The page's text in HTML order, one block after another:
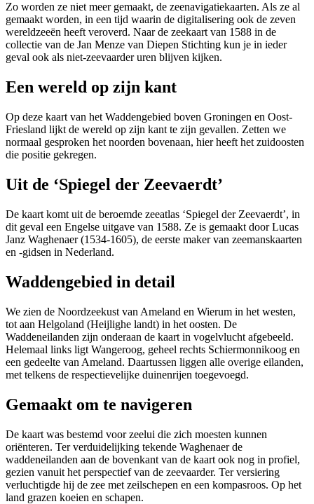
Zo worden ze niet meer gemaakt, de zeenavigatiekaarten. Als ze al
gemaakt worden, in een tijd waarin de digitalisering ook de zeven
wereldzeeën heeft veroverd. Naar de zeekaart van 1588 in de
collectie van de Jan Menze van Diepen Stichting kun je in ieder
geval ook als niet-zeevaarder uren blijven kijken.
Een wereld op zijn kant
Op deze kaart van het Waddengebied boven Groningen en Oost-
Friesland lijkt de wereld op zijn kant te zijn gevallen. Zetten we
normaal gesproken het noorden bovenaan, hier heeft het zuidoosten
die positie gekregen.
Uit de ‘Spiegel der Zeevaerdt’
De kaart komt uit de beroemde zeeatlas ‘Spiegel der Zeevaerdt’, in
dit geval een Engelse uitgave van 1588. Ze is gemaakt door Lucas
Janz Waghenaer (1534-1605), de eerste maker van zeemanskaarten
en -gidsen in Nederland.
Waddengebied in detail
We zien de Noordzeekust van Ameland en Wierum in het westen,
tot aan Helgoland (Heijlighe landt) in het oosten. De
Waddeneilanden zijn onderaan de kaart in vogelvlucht afgebeeld.
Helemaal links ligt Wangeroog, geheel rechts Schiermonnikoog en
een gedeelte van Ameland. Daartussen liggen alle overige eilanden,
met telkens de respectievelijke duinenrijen toegevoegd.
Gemaakt om te navigeren
De kaart was bestemd voor zeelui die zich moesten kunnen
oriënteren. Ter verduidelijking tekende Waghenaer de
waddeneilanden aan de bovenkant van de kaart ook nog in profiel,
gezien vanuit het perspectief van de zeevaarder. Ter versiering
verluchtigde hij de zee met zeilschepen en een kompasroos. Op het
land grazen koeien en schapen.